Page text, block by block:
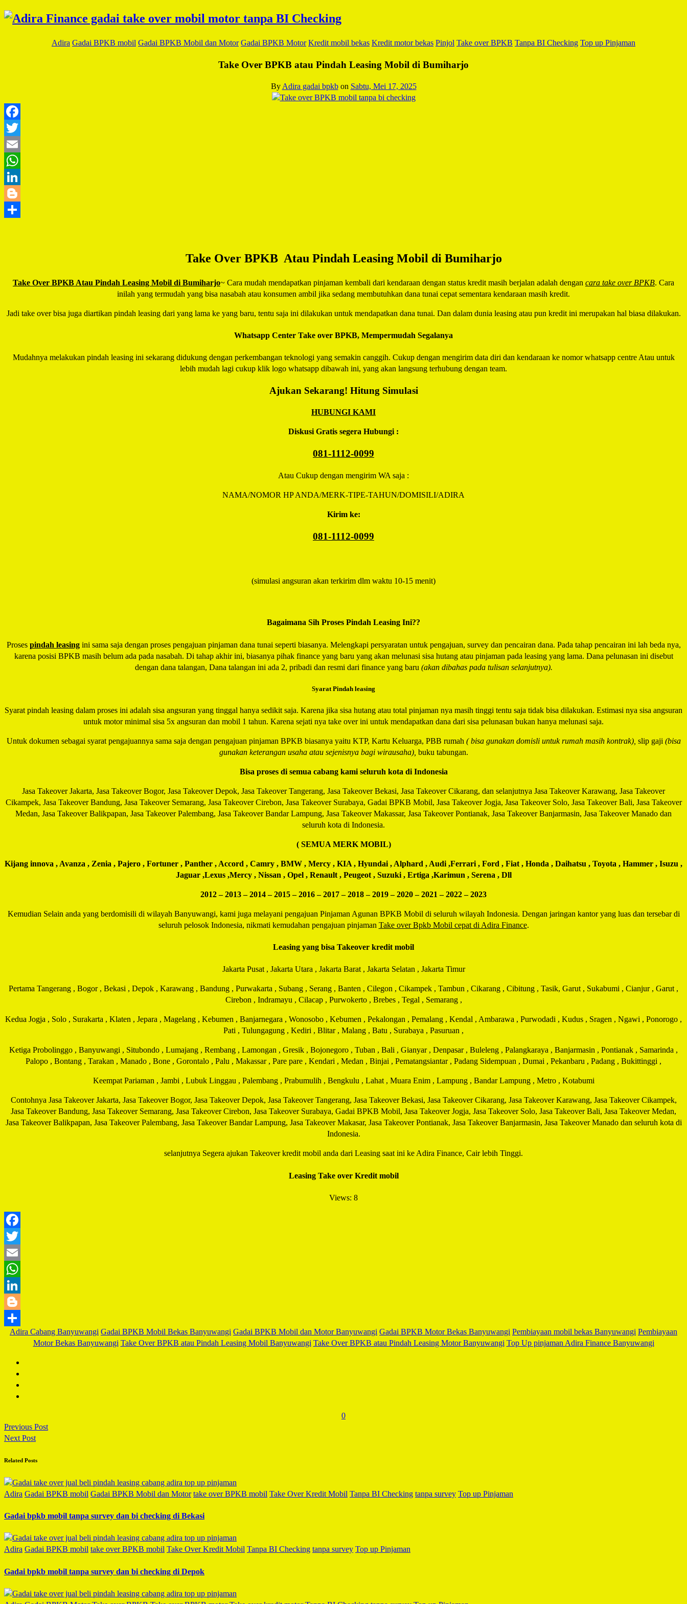
Adira Gadai BPKB mobil Gadai BPKB Mobil dan Motor Gadai BPKB Motor Kredit mobil bekas Kredit motor bekas Pinjol Take over BPKB Tanpa BI Checking Top up Pinjaman
Take Over BPKB atau Pindah Leasing Mobil di Bumiharjo
By Adira gadai bpkb on Sabtu, Mei 17, 2025
Take Over BPKB Atau Pindah Leasing Mobil di Bumiharjo
Take Over BPKB Atau Pindah Leasing Mobil di Bumiharjo~ Cara mudah mendapatkan pinjaman kembali dari kendaraan dengan status kredit masih berjalan adalah dengan cara take over BPKB. Cara
inilah yang termudah yang bisa nasabah atau konsumen ambil jika sedang membutuhkan dana tunai cepat sementara kendaraan masih kredit.
Jadi take over bisa juga diartikan pindah leasing dari yang lama ke yang baru, tentu saja ini dilakukan untuk mendapatkan dana tunai. Dan dalam dunia leasing atau pun kredit ini merupakan hal biasa dilakukan.
Whatsapp Center Take over BPKB, Mempermudah Segalanya
Mudahnya melakukan pindah leasing ini sekarang didukung dengan perkembangan teknologi yang semakin canggih. Cukup dengan mengirim data diri dan kendaraan ke nomor whatsapp centre Atau untuk
lebih mudah lagi cukup klik logo whatsapp dibawah ini, yang akan langsung terhubung dengan team.
Ajukan Sekarang! Hitung Simulasi
HUBUNGI KAMI
Diskusi Gratis segera Hubungi :
081-1112-0099
Atau Cukup dengan mengirim WA saja :
NAMA/NOMOR HP ANDA/MERK-TIPE-TAHUN/DOMISILI/ADIRA
Kirim ke:
081-1112-0099
(simulasi angsuran akan terkirim dlm waktu 10-15 menit)
Bagaimana Sih Proses Pindah Leasing Ini??
Proses pindah leasingini sama saja dengan proses pengajuan pinjaman dana tunai seperti biasanya. Melengkapi persyaratan untuk pengajuan, survey dan pencairan dana. Pada tahap pencairan ini lah beda nya,
karena posisi BPKB masih belum ada pada nasabah. Di tahap akhir ini, biasanya pihak finance yang baru yang akan melunasi sisa hutang atau pinjaman pada leasing yang lama. Dana pelunasan ini disebut
dengan dana talangan, Dana talangan ini ada 2, pribadi dan resmi dari finance yang baru (akan dibahas pada tulisan selanjutnya).
Syarat Pindah leasing
Syarat pindah leasing dalam proses ini adalah sisa angsuran yang tinggal hanya sedikit saja. Karena jika sisa hutang atau total pinjaman nya masih tinggi tentu saja tidak bisa dilakukan. Estimasi nya sisa angsuran
untuk motor minimal sisa 5x angsuran dan mobil 1 tahun. Karena sejati nya take over ini untuk mendapatkan dana dari sisa pelunasan bukan hanya melunasi saja.
Untuk dokumen sebagai syarat pengajuannya sama saja dengan pengajuan pinjaman BPKB biasanya yaitu KTP, Kartu Keluarga, PBB rumah ( bisa gunakan domisli untuk rumah masih kontrak), slip gaji (bisa
gunakan keterangan usaha atau sejenisnya bagi wirausaha), buku tabungan.
Bisa proses di semua cabang kami seluruh kota di Indonesia
Jasa Takeover Jakarta, Jasa Takeover Bogor, Jasa Takeover Depok, Jasa Takeover Tangerang, Jasa Takeover Bekasi, Jasa Takeover Cikarang, dan selanjutnya Jasa Takeover Karawang, Jasa Takeover
Cikampek, Jasa Takeover Bandung, Jasa Takeover Semarang, Jasa Takeover Cirebon, Jasa Takeover Surabaya, Gadai BPKB Mobil, Jasa Takeover Jogja, Jasa Takeover Solo, Jasa Takeover Bali, Jasa Takeover
Medan, Jasa Takeover Balikpapan, Jasa Takeover Palembang, Jasa Takeover Bandar Lampung, Jasa Takeover Makassar, Jasa Takeover Pontianak, Jasa Takeover Banjarmasin, Jasa Takeover Manado dan
seluruh kota di Indonesia.
( SEMUA MERK MOBIL)
Kijang innova , Avanza , Zenia , Pajero , Fortuner , Panther , Accord , Camry , BMW , Mercy , KIA , Hyundai , Alphard , Audi ,Ferrari , Ford , Fiat , Honda , Daihatsu , Toyota , Hammer , Isuzu ,
Jaguar ,Lexus ,Mercy , Nissan , Opel , Renault , Peugeot , Suzuki , Ertiga ,Karimun , Serena , Dll
2012 – 2013 – 2014 – 2015 – 2016 – 2017 – 2018 – 2019 – 2020 – 2021 – 2022 – 2023
Kemudian Selain anda yang berdomisili di wilayah Banyuwangi, kami juga melayani pengajuan Pinjaman Agunan BPKB Mobil di seluruh wilayah Indonesia. Dengan jaringan kantor yang luas dan tersebar di
seluruh pelosok Indonesia, nikmati kemudahan pengajuan pinjaman Take over Bpkb Mobil cepat di Adira Finance.
Leasing yang bisa Takeover kredit mobil
Jakarta Pusat , Jakarta Utara , Jakarta Barat , Jakarta Selatan , Jakarta Timur
Pertama Tangerang , Bogor , Bekasi , Depok , Karawang , Bandung , Purwakarta , Subang , Serang , Banten , Cilegon , Cikampek , Tambun , Cikarang , Cibitung , Tasik, Garut , Sukabumi , Cianjur , Garut ,
Cirebon , Indramayu , Cilacap , Purwokerto , Brebes , Tegal , Semarang ,
Kedua Jogja , Solo , Surakarta , Klaten , Jepara , Magelang , Kebumen , Banjarnegara , Wonosobo , Kebumen , Pekalongan , Pemalang , Kendal , Ambarawa , Purwodadi , Kudus , Sragen , Ngawi , Ponorogo ,
Pati , Tulungagung , Kediri , Blitar , Malang , Batu , Surabaya , Pasuruan ,
Ketiga Probolinggo , Banyuwangi , Situbondo , Lumajang , Rembang , Lamongan , Gresik , Bojonegoro , Tuban , Bali , Gianyar , Denpasar , Buleleng , Palangkaraya , Banjarmasin , Pontianak , Samarinda ,
Palopo , Bontang , Tarakan , Manado , Bone , Gorontalo , Palu , Makassar , Pare pare , Kendari , Medan , Binjai , Pematangsiantar , Padang Sidempuan , Dumai , Pekanbaru , Padang , Bukittinggi ,
Keempat Pariaman , Jambi , Lubuk Linggau , Palembang , Prabumulih , Bengkulu , Lahat , Muara Enim , Lampung , Bandar Lampung , Metro , Kotabumi
Contohnya Jasa Takeover Jakarta, Jasa Takeover Bogor, Jasa Takeover Depok, Jasa Takeover Tangerang, Jasa Takeover Bekasi, Jasa Takeover Cikarang, Jasa Takeover Karawang, Jasa Takeover Cikampek,
Jasa Takeover Bandung, Jasa Takeover Semarang, Jasa Takeover Cirebon, Jasa Takeover Surabaya, Gadai BPKB Mobil, Jasa Takeover Jogja, Jasa Takeover Solo, Jasa Takeover Bali, Jasa Takeover Medan,
Jasa Takeover Balikpapan, Jasa Takeover Palembang, Jasa Takeover Bandar Lampung, Jasa Takeover Makasar, Jasa Takeover Pontianak, Jasa Takeover Banjarmasin, Jasa Takeover Manado dan seluruh kota di
Indonesia.
selanjutnya Segera ajukan Takeover kredit mobil anda dari Leasing saat ini ke Adira Finance, Cair lebih Tinggi.
Leasing Take over Kredit mobil
Views: 8
Share
Adira Cabang Banyuwangi Gadai BPKB Mobil Bekas Banyuwangi Gadai BPKB Mobil dan Motor Banyuwangi Gadai BPKB Motor Bekas Banyuwangi Pembiayaan mobil bekas Banyuwangi Pembiayaan
Motor Bekas Banyuwangi Take Over BPKB atau Pindah Leasing Mobil Banyuwangi Take Over BPKB atau Pindah Leasing Motor Banyuwangi Top Up pinjaman Adira Finance Banyuwangi
0
Previous Post
Next Post
Related Posts
Adira Gadai BPKB mobil Gadai BPKB Mobil dan Motor take over BPKB mobil Take Over Kredit Mobil Tanpa BI Checking tanpa survey Top up Pinjaman
Gadai bpkb mobil tanpa survey dan bi checking di Bekasi
Adira Gadai BPKB mobil take over BPKB mobil Take Over Kredit Mobil Tanpa BI Checking tanpa survey Top up Pinjaman
Gadai bpkb mobil tanpa survey dan bi checking di Depok